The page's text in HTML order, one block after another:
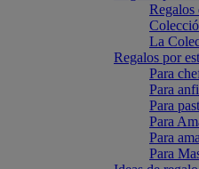
Regalos
La
Regalos por
Para
Para
Para
Para
Para
Para